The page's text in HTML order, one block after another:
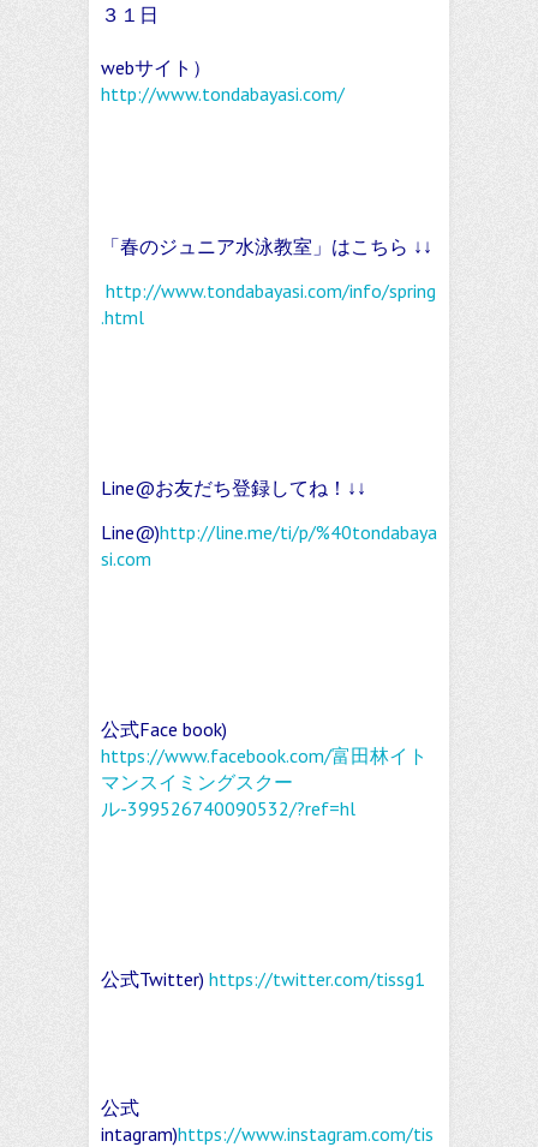
３１日
webサイト）
http://www.tondabayasi.com/
「春のジュニア水泳教室」はこちら ↓↓
http://www.tondabayasi.com/info/spring
.html
Line@お友だち登録してね！↓↓
Line@)http://line.me/ti/p/%40tondabaya
si.com
公式Face book)
https://www.facebook.com/富田林イト
マンスイミングスクー
ル-399526740090532/?ref=hl
公式Twitter) https://twitter.com/tissg1
公式
intagram)https://www.instagram.com/tis